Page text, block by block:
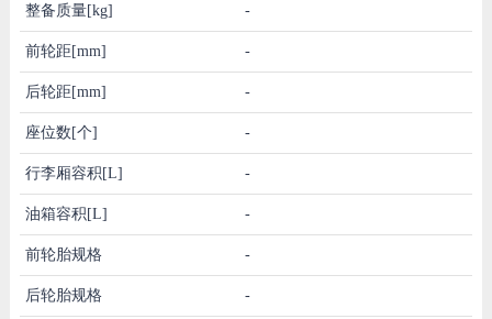
整备质量[kg] -
前轮距[mm] -
后轮距[mm] -
座位数[个] -
行李厢容积[L] -
油箱容积[L] -
前轮胎规格 -
后轮胎规格 -